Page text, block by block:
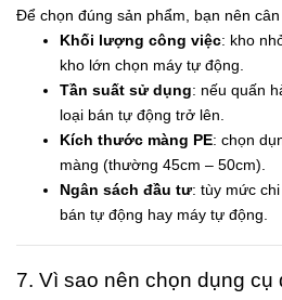
Để chọn đúng sản phẩm, bạn nên
Khối lượng công việc: kho
kho lớn chọn máy tự động.
Tần suất sử dụng: nếu quấn
loại bán tự động trở lên.
Kích thước màng PE: chọn
màng (thường 45cm – 50cm).
Ngân sách đầu tư: tùy mức
bán tự động hay máy tự động.
7. Vì sao nên chọn dụng cụ